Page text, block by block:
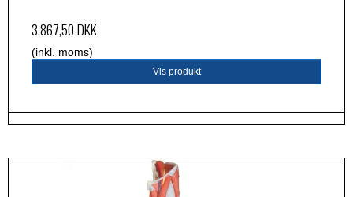
3.867,50 DKK
(inkl. moms)
Vis produkt